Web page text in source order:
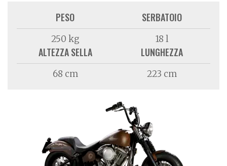
PESO
250 kg
SERBATOIO
18 l
ALTEZZA SELLA
68 cm
LUNGHEZZA
223 cm